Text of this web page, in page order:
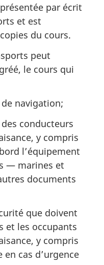
par écrit
et est
du cours.
peut
le cours qui
navigation;
conducteurs
y compris
l’équipement
— marines et
documents
que doivent
et les occupants
y compris
cas d’urgence